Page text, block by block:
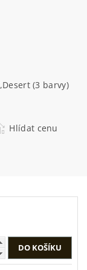
,Desert (3 barvy)
Hlídat cenu